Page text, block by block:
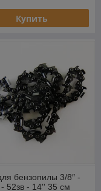
Купить
бензопилы 3/8″ -
52зв - 14'' 35 см